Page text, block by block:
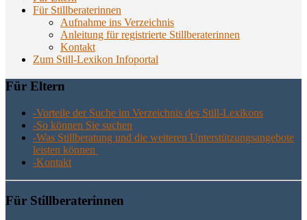
Für Stillberaterinnen
Aufnahme ins Verzeichnis
Anlei­tung für regis­trier­te Stillberaterinnen
Kon­takt
Zum Still-Lexikon Infoportal
Für Eltern
-Vor­tei­le der Suche im Ver­zeich­nis des Still-Lexikons
-So kön­nen Sie suchen
-Was Still­be­ra­tung und die wei­te­ren Unter­stüt­zungs­an­ge­bo­te
leis­ten können
-Kon­takt
Für Still­be­ra­te­rin­nen